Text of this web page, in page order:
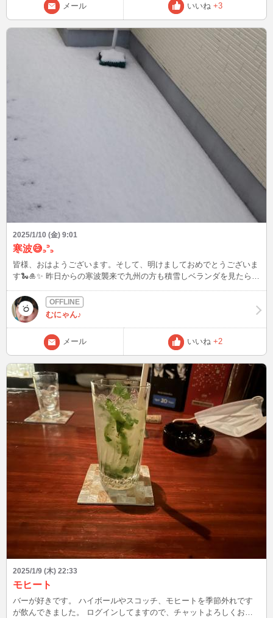
メール いいね +3
2025/1/10 (金) 9:01
寒波😅꜆꜄꜆
皆様、おはようございます。そして、明けましておめでとうございま
す🐍🎍✨ 昨日からの寒波襲来で九州の方も積雪しベランダを見たら真
は不可だなと思って 電車通勤に変更して向かおうとしてたところに
連絡が入り、本日は休業しますと 電車乗る前だったし、幸い駅から
自宅も近いから戻って来て、ぼちぼちと家事こなしてる次第です。空
き時間に久しぶりにログインしようかと考えていますので お時間あ
る方はお話して下さったら嬉しいです(*^^*)✨✨✨
むにゃん♪
メール いいね +2
2025/1/9 (木) 22:33
モヒート
バーが好きです。 ハイボールやスコッチ、モヒートを季節外れです
が飲んできました。 ログインしてますので、チャットよろしくお願